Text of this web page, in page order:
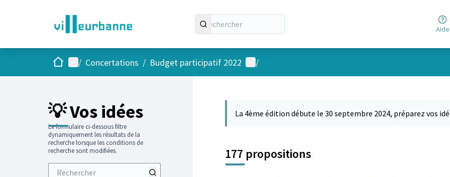
Aide
AccueilMenu principal
/ Concertations / Budget participatif 2022 Menu utilisateur
/
💡 Vos idées
Le formulaire ci-dessous filtre
dynamiquement les résultats de la
recherche lorsque les conditions de
recherche sont modifiées.
La 4ème édition débute le 30 septembre 2024, préparez vos
177 propositions